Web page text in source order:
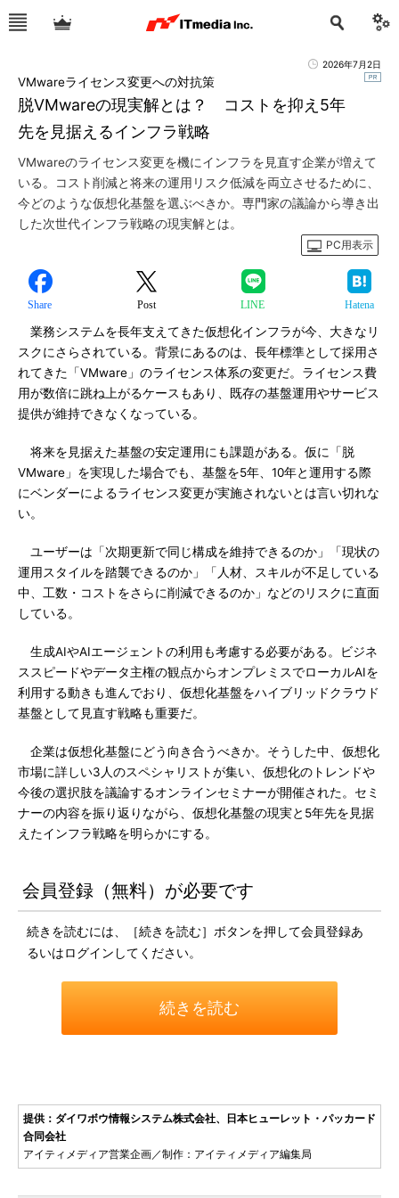
2026年7月2日
脱VMwareの現実解とは？ コストを抑え5年
先を見据えるインフラ戦略
VMwareライセンス変更への対抗策
VMwareのライセンス変更を機にインフラを見直す企業が増えて
いる。コスト削減と将来の運用リスク低減を両立させるために、
今どのような仮想化基盤を選ぶべきか。専門家の議論から導き出
した次世代インフラ戦略の現実解とは。
PC用表示
Share Post LINE Hatena
業務システムを長年支えてきた仮想化インフラが今、大きなリ
スクにさらされている。背景にあるのは、長年標準として採用さ
れてきた「VMware」のライセンス体系の変更だ。ライセンス費
用が数倍に跳ね上がるケースもあり、既存の基盤運用やサービス
提供が維持できなくなっている。
将来を見据えた基盤の安定運用にも課題がある。仮に「脱
VMware」を実現した場合でも、基盤を5年、10年と運用する際
にベンダーによるライセンス変更が実施されないとは言い切れな
い。
ユーザーは「次期更新で同じ構成を維持できるのか」「現状の
運用スタイルを踏襲できるのか」「人材、スキルが不足している
中、工数・コストをさらに削減できるのか」などのリスクに直面
している。
生成AIやAIエージェントの利用も考慮する必要がある。ビジネ
ススピードやデータ主権の観点からオンプレミスでローカルAIを
利用する動きも進んでおり、仮想化基盤をハイブリッドクラウド
基盤として見直す戦略も重要だ。
企業は仮想化基盤にどう向き合うべきか。そうした中、仮想化
市場に詳しい3人のスペシャリストが集い、仮想化のトレンドや
今後の選択肢を議論するオンラインセミナーが開催された。セミ
ナーの内容を振り返りながら、仮想化基盤の現実と5年先を見据
えたインフラ戦略を明らかにする。
会員登録（無料）が必要です
続きを読むには、［続きを読む］ボタンを押して会員登録あ
るいはログインしてください。
続きを読む
提供：ダイワボウ情報システム株式会社、日本ヒューレット・パッカード
合同会社
アイティメディア営業企画／制作：アイティメディア編集局